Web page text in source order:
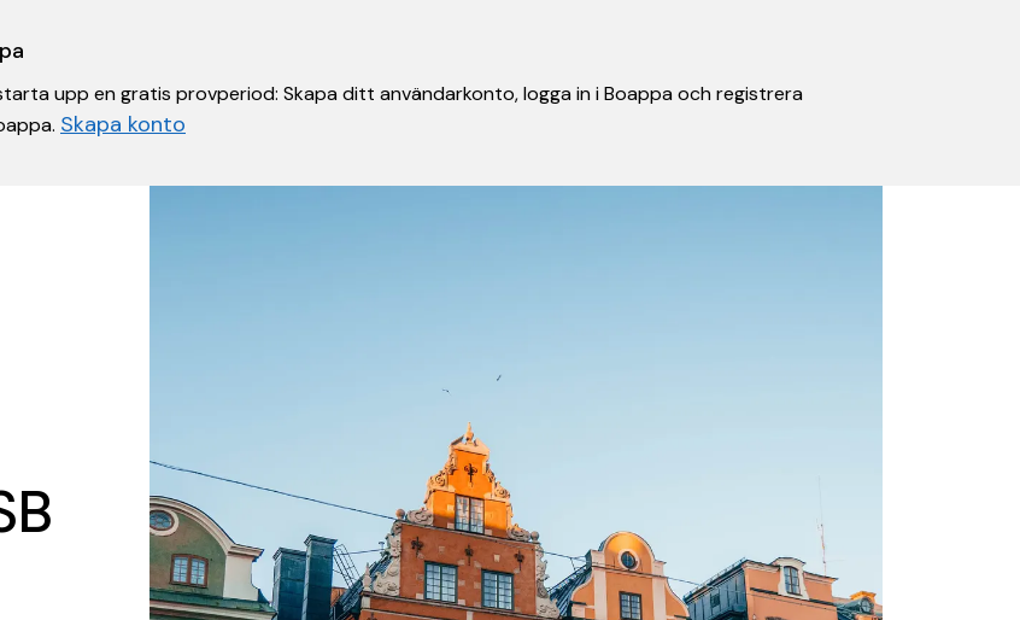
upp en gratis provperiod: Skapa ditt användarkonto, logga in i Boappa och registrera
Skapa konto